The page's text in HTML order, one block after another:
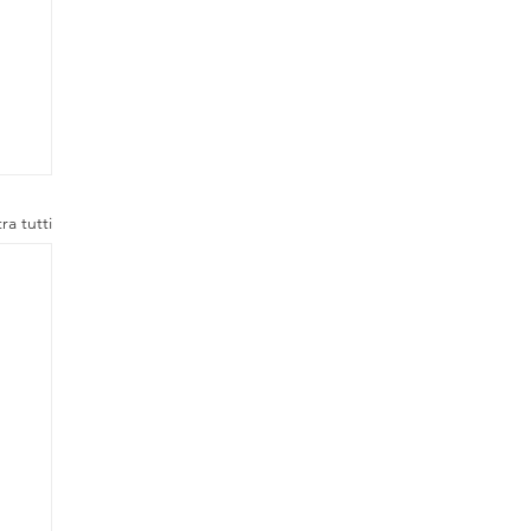
tutti